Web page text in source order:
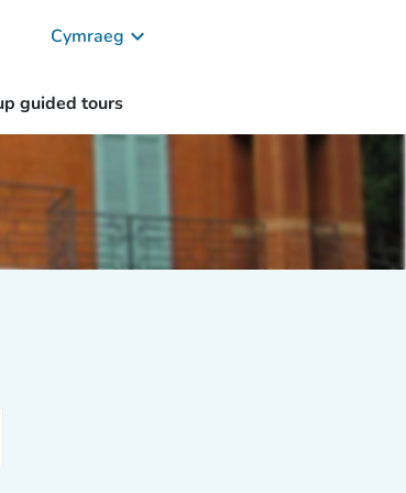
Cymraeg keyboard_arrow_down
guided tours